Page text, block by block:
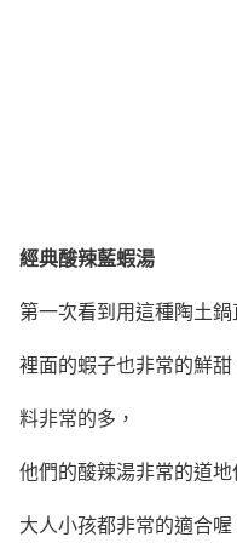
經典酸辣藍蝦湯
第一次看到用這種陶土
裡面的蝦子也非常的鮮甜
料非常的多，
他們的酸辣湯非常的道
大人小孩都非常的適合喔